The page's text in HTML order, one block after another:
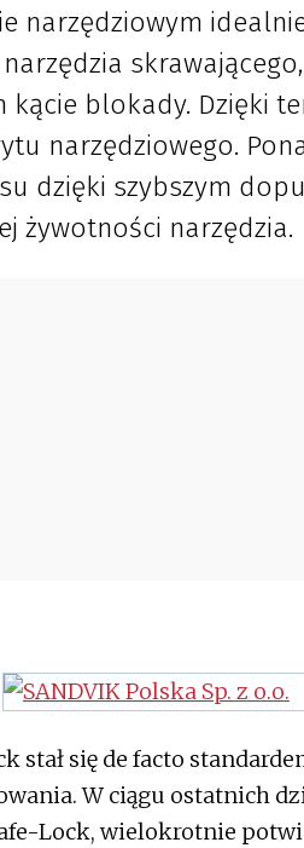
narzędziowym
blokady. Dzięki
narzędziowego.
dzięki szybszym
żywotności narzędzia.
stał się de facto
W ciągu ostatnich
Lock, wielokrotnie